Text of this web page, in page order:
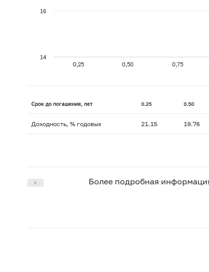
0,25 0,50 0,75
14
16
Срок до погашения, лет 0.25 0.50
Доходность, % годовых 21.15 19.76
Более подробная